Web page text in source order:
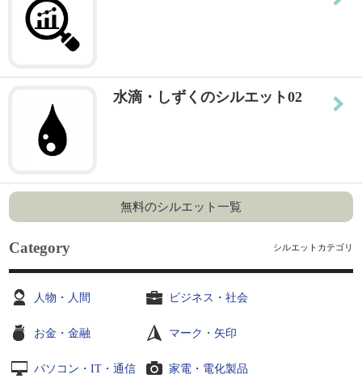
水滴・しずくのシルエット02
無料のシルエット一覧
Category シルエットカテゴリ
人物・人間 ビジネス・社会
お金・金融 マーク・矢印
パソコン・IT・通信 家電・電化製品